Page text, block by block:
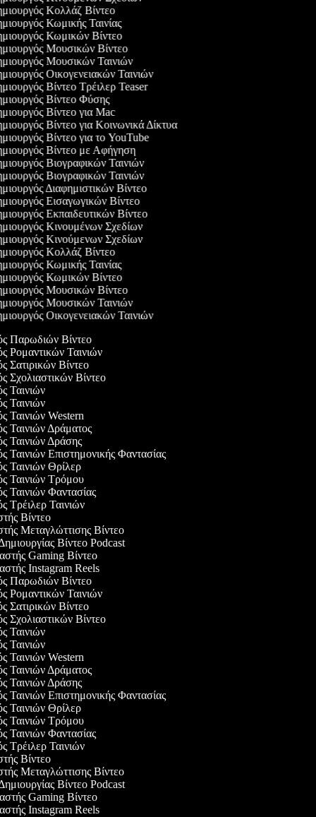
Κολλάζ Βίντεο
Κωμικής Ταινίας
Κωμικών Βίντεο
Μουσικών Βίντεο
Μουσικών Ταινιών
Οικογενειακών Ταινιών
Βίντεο Τρέιλερ Teaser
Βίντεο Φύσης
Βίντεο για Mac
Βίντεο για Κοινωνικά Δίκτυα
Βίντεο για το YouTube
Βίντεο με Αφήγηση
Βιογραφικών Ταινιών
Βιογραφικών Ταινιών
Διαφημιστικών Βίντεο
Εισαγωγικών Βίντεο
Εκπαιδευτικών Βίντεο
Κινουμένων Σχεδίων
Κινούμενων Σχεδίων
Κολλάζ Βίντεο
Κωμικής Ταινίας
Κωμικών Βίντεο
Μουσικών Βίντεο
Μουσικών Ταινιών
Οικογενειακών Ταινιών
Παρωδιών Βίντεο
Ρομαντικών Ταινιών
Σατιρικών Βίντεο
Σχολιαστικών Βίντεο
Ταινιών
Ταινιών
Ταινιών Western
Ταινιών Δράματος
Ταινιών Δράσης
Ταινιών Επιστημονικής Φαντασίας
Ταινιών Θρίλερ
Ταινιών Τρόμου
Ταινιών Φαντασίας
Τρέιλερ Ταινιών
Βίντεο
Μεταγλώττισης Βίντεο
Βίντεο Podcast
Gaming Βίντεο
Instagram Reels
Παρωδιών Βίντεο
Ρομαντικών Ταινιών
Σατιρικών Βίντεο
Σχολιαστικών Βίντεο
Ταινιών
Ταινιών
Ταινιών Western
Ταινιών Δράματος
Ταινιών Δράσης
Ταινιών Επιστημονικής Φαντασίας
Ταινιών Θρίλερ
Ταινιών Τρόμου
Ταινιών Φαντασίας
Τρέιλερ Ταινιών
Βίντεο
Μεταγλώττισης Βίντεο
Βίντεο Podcast
Gaming Βίντεο
Instagram Reels